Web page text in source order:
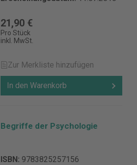
21,90 €
Pro Stück
inkl. MwSt.
Zur Merkliste hinzufügen
In den Warenkorb
Begriffe der Psychologie
ISBN: 9783825257156